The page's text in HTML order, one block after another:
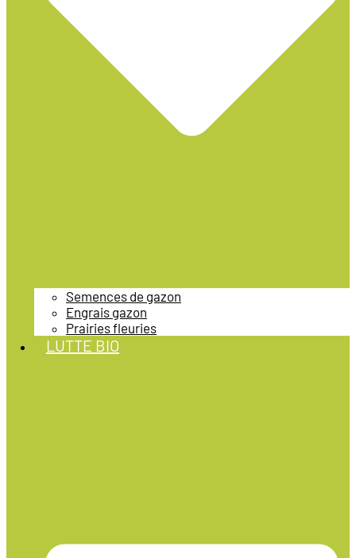
Semences de gazon
Engrais gazon
Prairies fleuries
LUTTE BIO